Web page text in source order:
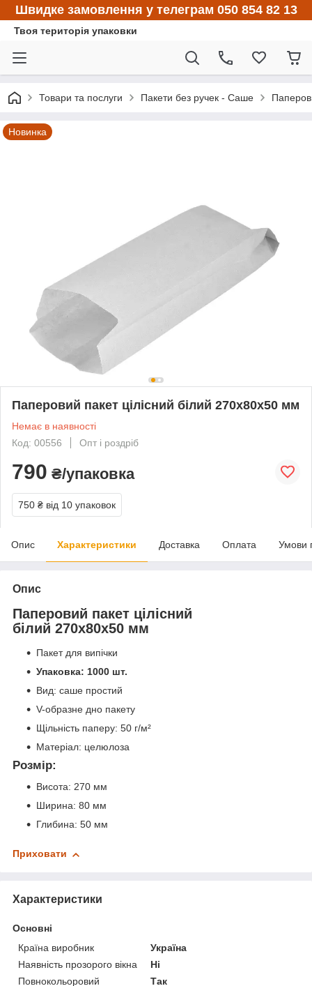
Швидке замовлення у телеграм 050 854 82 13
Твоя територія упаковки
Товари та послуги Пакети без ручек - Саше
Новинка
Паперовий пакет цілісний білий 270х80х50 мм
Немає в наявності
Код: 00556
Опт і роздріб
790 ₴/упаковка
750 ₴ від 10 упаковок
Опис Характеристики Доставка Оплата Умови
Опис
Паперовий пакет цілісний
білий 270х80х50 мм
Пакет для випічки
Упаковка: 1000 шт.
Вид: саше простий
V-образне дно пакету
Щільність паперу: 50 г/м²
Матеріал: целюлоза
Розмір:
Висота: 270 мм
Ширина: 80 мм
Глибина: 50 мм
Приховати
Характеристики
Основні
Країна виробник
Україна
Наявність прозорого вікна
Ні
Повнокольоровий
Так